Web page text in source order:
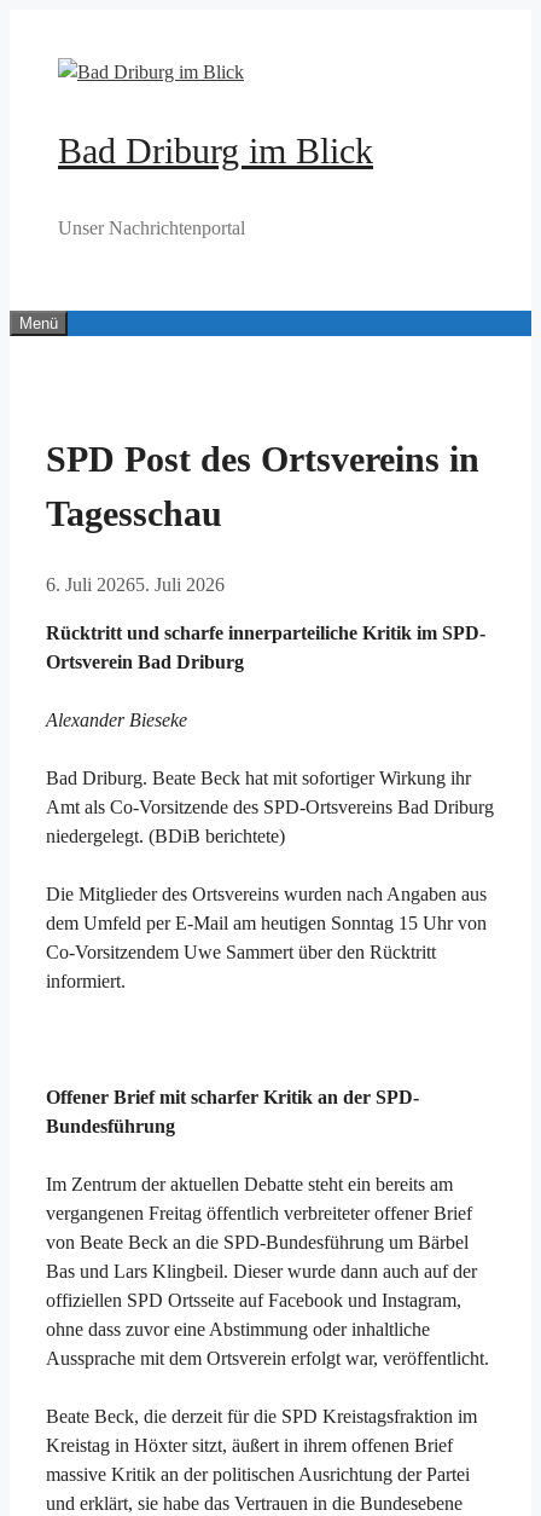
springen
Bad Driburg im Blick
Unser Nachrichtenportal
Menü
SPD Post des Ortsvereins in
Tagesschau
6. Juli 20265. Juli 2026
Rücktritt und scharfe innerparteiliche Kritik im SPD-
Ortsverein Bad Driburg
Alexander Bieseke
Bad Driburg. Beate Beck hat mit sofortiger Wirkung ihr
Amt als Co-Vorsitzende des SPD-Ortsvereins Bad Driburg
niedergelegt. (BDiB berichtete)
Die Mitglieder des Ortsvereins wurden nach Angaben aus
dem Umfeld per E-Mail am heutigen Sonntag 15 Uhr von
Co-Vorsitzendem Uwe Sammert über den Rücktritt
informiert.
Offener Brief mit scharfer Kritik an der SPD-
Bundesführung
Im Zentrum der aktuellen Debatte steht ein bereits am
vergangenen Freitag öffentlich verbreiteter offener Brief
von Beate Beck an die SPD-Bundesführung um Bärbel
Bas und Lars Klingbeil. Dieser wurde dann auch auf der
offiziellen SPD Ortsseite auf Facebook und Instagram,
ohne dass zuvor eine Abstimmung oder inhaltliche
Aussprache mit dem Ortsverein erfolgt war, veröffentlicht.
Beate Beck, die derzeit für die SPD Kreistagsfraktion im
Kreistag in Höxter sitzt, äußert in ihrem offenen Brief
massive Kritik an der politischen Ausrichtung der Partei
und erklärt, sie habe das Vertrauen in die Bundesebene